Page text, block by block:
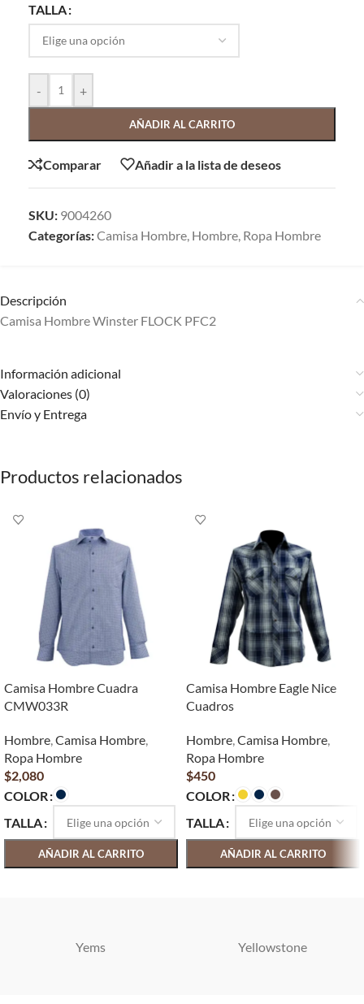
TALLA
- +
AÑADIR AL CARRITO
Comparar Añadir a la lista de deseos
SKU: 9004260
Categorías:Camisa Hombre, Hombre, Ropa Hombre
Descripción
Camisa Hombre Winster FLOCK PFC2
Información adicional
Valoraciones (0)
Envío y Entrega
Productos relacionados
Camisa Hombre Cuadra
CMW033R
Hombre,Camisa Hombre,
Ropa Hombre
$2,080
COLOR
TALLA
AÑADIR AL CARRITO
Camisa Hombre Eagle Nice
Cuadros
Hombre,Camisa Hombre,
Ropa Hombre
$450
COLOR
TALLA
AÑADIR AL CARRITO
Yems Yellowstone